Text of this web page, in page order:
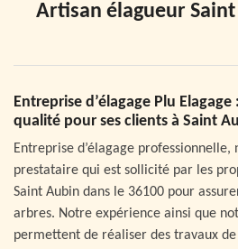
Artisan élagueur
Entreprise d’élagage Plu
qualité pour ses clients à Saint
Entreprise d’élagage professionnelle,
prestataire qui est sollicité par les
Saint Aubin dans le 36100 pour
arbres. Notre expérience ainsi que
permettent de réaliser des travaux